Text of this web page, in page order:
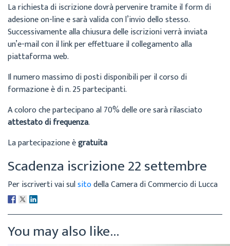
La richiesta di iscrizione dovrà pervenire tramite il form di
adesione on-line e sarà valida con l’invio dello stesso.
Successivamente alla chiusura delle iscrizioni verrà inviata
un’e-mail con il link per effettuare il collegamento alla
piattaforma web.
Il numero massimo di posti disponibili per il corso di
formazione è di n. 25 partecipanti.
A coloro che partecipano al 70% delle ore sarà rilasciato
attestato di frequenza.
La partecipazione ègratuita
Scadenza iscrizione 22 settembre
Per iscriverti vai sulsitodella Camera di Commercio di Lucca
You may also like...